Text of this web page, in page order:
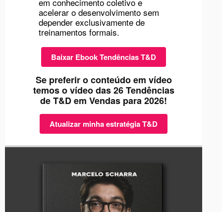
acelerar o desenvolvimento sem
depender exclusivamente de
treinamentos formais.
Baixar Ebook Tendências T&D
Se preferir o conteúdo em vídeo
temos o vídeo das 26 Tendências
de T&D em Vendas para 2026!
Atualizar minha estratégia T&D